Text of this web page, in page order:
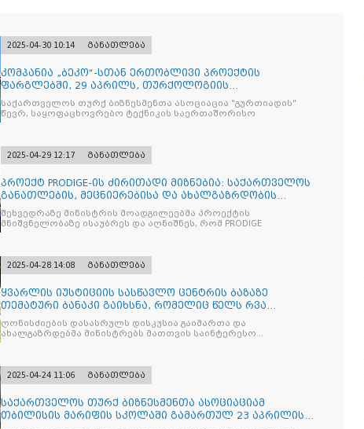
2025-04-30 10:14 განათლება
კომპანია „ბეკო“-სთან ერთობლივი პროექტის
ფარგლებში, 29 აპრილს, თურქოლოგიის
მიმართულებისა და თბილისის
საქართველოს თურქ ბიზნესმენთა ასოციაცია "გურთიადის"
წევრ, საყოფაცხოვრებო ტექნიკის საერთაშორისო
2025-04-29 12:17 განათლება
პროექტ PRODIGE-ის ძირითადი მიზნებია: საქართველოს
განათლების, მეცნიერებისა და ახალგაზრდობის
სამინისტრ
შეხვედრაზე მინისტრის მოადგილეებმა პროექტის
მნიშვნელობაზე ისაუბრეს და აღნიშნეს, რომ PRODIGE
2025-04-28 14:08 განათლება
ყვარლის იუსტიციის სასწავლო ცენტრის ბაზაზე
თემატური ბანაკი გაიხსნა, რომელიც წელს რვა
ნაკადად ჩატარდებ
ღონისძიების დასასრულს დისკუსია გაიმართა და
ახალგაზრდებმა მინისტრებს მათთვის საინტერესო
2025-04-24 11:06 განათლება
საქართველოს თურქ ბიზნესმენთა ასოციაციამ
თბილისის მარიფის სკოლაში გამართულ 23 აპრილის